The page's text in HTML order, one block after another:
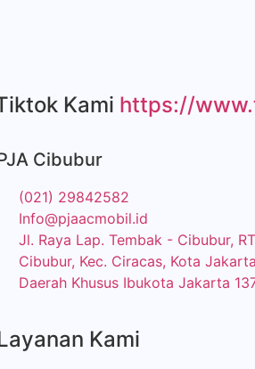
Kami https://
Cibubur
(021) 29842582
Info@pjaacmobil.id
Jl. Raya Lap. Tembak - Cibubur,
Cibubur, Kec. Ciracas, Kota
Daerah Khusus Ibukota Jakarta
Kami